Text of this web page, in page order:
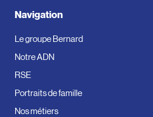
Navigation
Le groupe Bernard
Notre ADN
RSE
Portraits de famille
Nos métiers